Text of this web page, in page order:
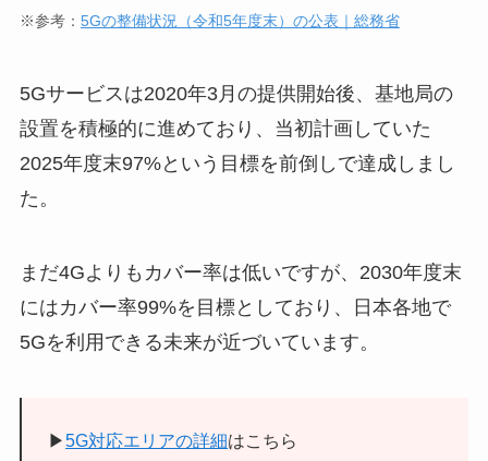
※参考： 5Gの整備状況（令和5年度末）の公表｜総務省
5Gサービスは2020年3月の提供開始後、基地局の
設置を積極的に進めており、当初計画していた
2025年度末97%という目標を前倒しで達成しまし
た。
まだ4Gよりもカバー率は低いですが、2030年度末
にはカバー率99%を目標としており、日本各地で
5Gを利用できる未来が近づいています。
▶︎ 5G対応エリアの詳細はこちら